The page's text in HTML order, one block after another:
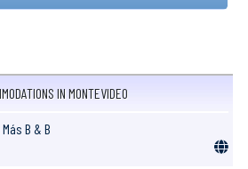
IN MONTEVIDEO
B & B